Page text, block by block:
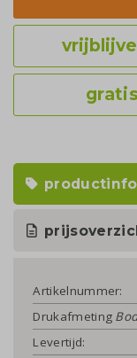
Artikelnummer:
Drukafmeting
Levertijd: